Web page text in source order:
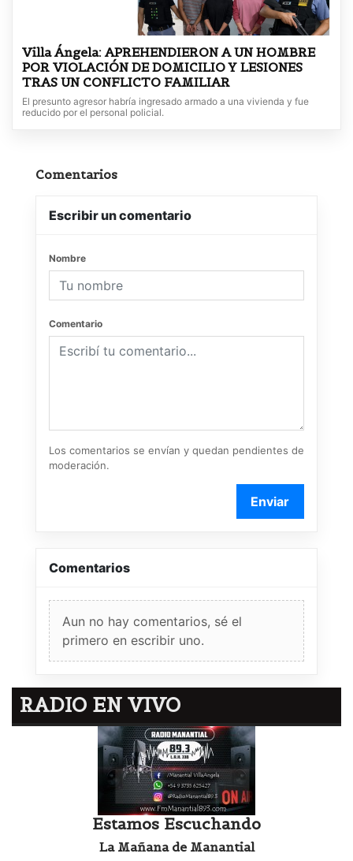
Villa Ángela: APREHENDIERON A UN HOMBRE
POR VIOLACIÓN DE DOMICILIO Y LESIONES
TRAS UN CONFLICTO FAMILIAR
El presunto agresor habría ingresado armado a una vivienda y fue
reducido por el personal policial.
Comentarios
Escribir un comentario
Nombre
Comentario
Los comentarios se envían y quedan pendientes de
moderación.
Enviar
Comentarios
Aun no hay comentarios, sé el
primero en escribir uno.
RADIO EN VIVO
Estamos Escuchando
La Mañana de Manantial